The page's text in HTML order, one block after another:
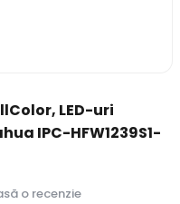
LED-uri
IPC-HFW1239S1-
o recenzie